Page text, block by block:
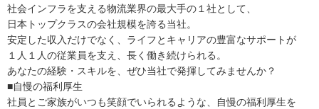
社会インフラを支える物流業界の最大手の１社として、
日本トップクラスの会社規模を誇る当社。
安定した収入だけでなく、ライフとキャリアの豊富なサポートが
１人１人の従業員を支え、長く働き続けられる。
あなたの経験・スキルを、ぜひ当社で発揮してみませんか？
■自慢の福利厚生
社員とご家族がいつも笑顔でいられるような、自慢の福利厚生を